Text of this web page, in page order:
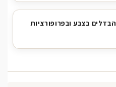
בצבע ובפרופורציות